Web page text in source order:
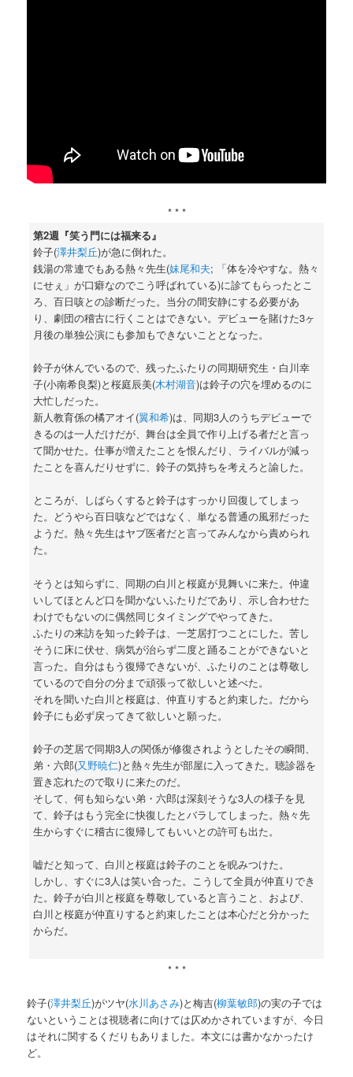
* * *
第2週『笑う門には福来る』
鈴子(澤井梨丘)が急に倒れた。
銭湯の常連でもある熱々先生(妹尾和夫; 「体を冷やすな。熱々
にせぇ」が口癖なのでこう呼ばれている)に診てもらったとこ
ろ、百日咳との診断だった。当分の間安静にする必要があ
り、劇団の稽古に行くことはできない。デビューを賭けた3ヶ
月後の単独公演にも参加もできないこととなった。
鈴子が休んでいるので、残ったふたりの同期研究生・白川幸
子(小南希良梨)と桜庭辰美(木村湖音)は鈴子の穴を埋めるのに
大忙しだった。
新人教育係の橘アオイ(翼和希)は、同期3人のうちデビューで
きるのは一人だけだが、舞台は全員で作り上げる者だと言っ
て聞かせた。仕事が増えたことを恨んだり、ライバルが減っ
たことを喜んだりせずに、鈴子の気持ちを考えろと諭した。
ところが、しばらくすると鈴子はすっかり回復してしまっ
た。どうやら百日咳などではなく、単なる普通の風邪だった
ようだ。熱々先生はヤブ医者だと言ってみんなから責められ
た。
そうとは知らずに、同期の白川と桜庭が見舞いに来た。仲違
いしてほとんど口を聞かないふたりだであり、示し合わせた
わけでもないのに偶然同じタイミングでやってきた。
ふたりの来訪を知った鈴子は、一芝居打つことにした。苦し
そうに床に伏せ、病気が治らず二度と踊ることができないと
言った。自分はもう復帰できないが、ふたりのことは尊敬し
ているので自分の分まで頑張って欲しいと述べた。
それを聞いた白川と桜庭は、仲直りすると約束した。だから
鈴子にも必ず戻ってきて欲しいと願った。
鈴子の芝居で同期3人の関係が修復されようとしたその瞬間、
弟・六郎(又野暁仁)と熱々先生が部屋に入ってきた。聴診器を
置き忘れたので取りに来たのだ。
そして、何も知らない弟・六郎は深刻そうな3人の様子を見
て、鈴子はもう完全に快復したとバラしてしまった。熱々先
生からすぐに稽古に復帰してもいいとの許可も出た。
嘘だと知って、白川と桜庭は鈴子のことを睨みつけた。
しかし、すぐに3人は笑い合った。こうして全員が仲直りでき
た。鈴子が白川と桜庭を尊敬していると言うこと、および、
白川と桜庭が仲直りすると約束したことは本心だと分かった
からだ。
* * *
鈴子(澤井梨丘)がツヤ(水川あさみ)と梅吉(柳葉敏郎)の実の子では
ないということは視聴者に向けては仄めかされていますが、今日
はそれに関するくだりもありました。本文には書かなかったけ
ど。